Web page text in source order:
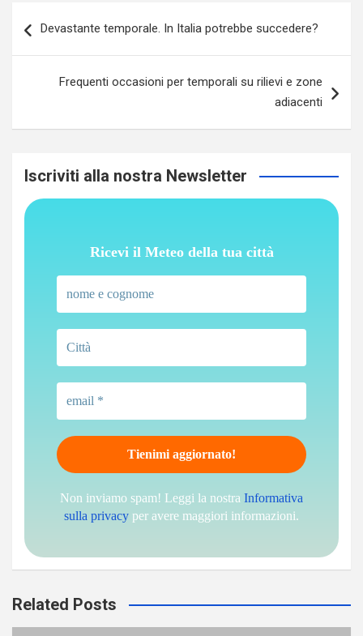
articoli
Devastante temporale. In Italia potrebbe succedere?
Frequenti occasioni per temporali su rilievi e zone
adiacenti
Iscriviti alla nostra Newsletter
Ricevi il Meteo della tua città
Non inviamo spam! Leggi la nostra Informativa
sulla privacy per avere maggiori informazioni.
Related Posts